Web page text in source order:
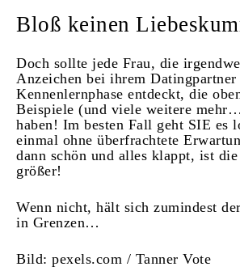
Bloß keinen
Doch sollte jede Frau, die
Anzeichen bei ihrem
Kennenlernphase entdeckt, die
Beispiele (und viele weitere
haben! Im besten Fall geht SIE es
einmal ohne überfrachtete
dann schön und alles klappt, ist
größer!
Wenn nicht, hält sich zumindest der
in Grenzen…
Bild: pexels.com / Tanner Vote